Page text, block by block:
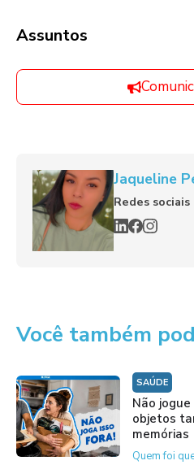
Assuntos
Jaqueline
Redes
Você também
SAÚDE
Não
objetos
memórias
Quem foi